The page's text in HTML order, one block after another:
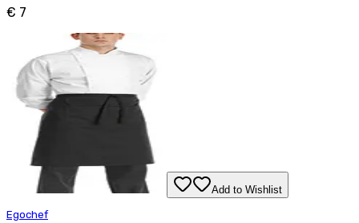
€ 7
Add to Wishlist
Egochef